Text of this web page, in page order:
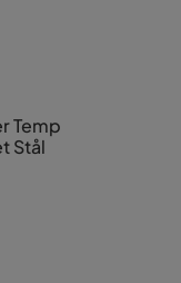
Temp
Stål